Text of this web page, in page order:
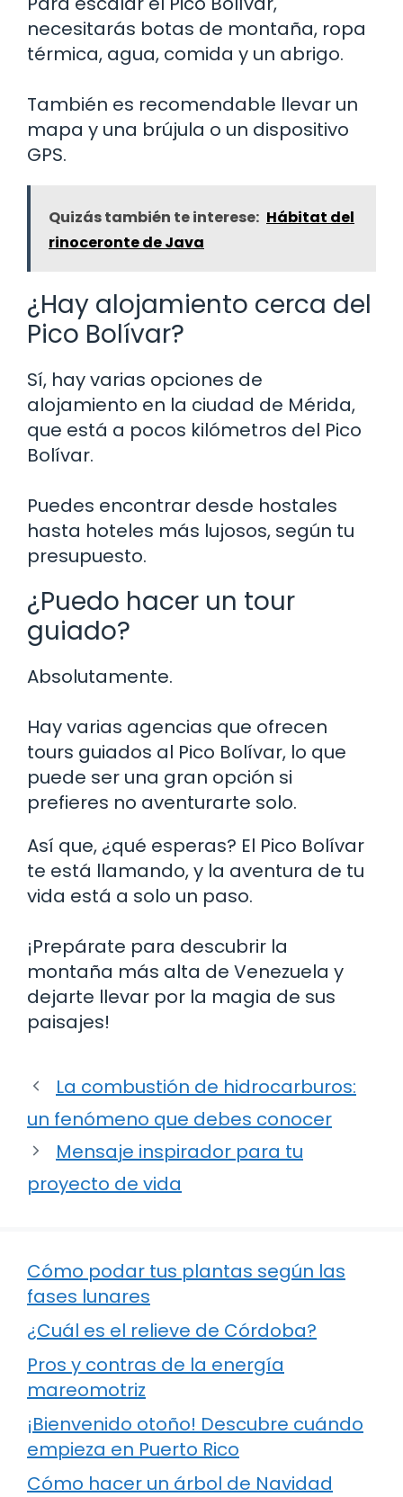
necesitarás botas de montaña, ropa
térmica, agua, comida y un abrigo.
También es recomendable llevar un
mapa y una brújula o un dispositivo
GPS.
Quizás también te interese: Hábitat del
rinoceronte de Java
¿Hay alojamiento cerca del
Pico Bolívar?
Sí, hay varias opciones de
alojamiento en la ciudad de Mérida,
que está a pocos kilómetros del Pico
Bolívar.
Puedes encontrar desde hostales
hasta hoteles más lujosos, según tu
presupuesto.
¿Puedo hacer un tour
guiado?
Absolutamente.
Hay varias agencias que ofrecen
tours guiados al Pico Bolívar, lo que
puede ser una gran opción si
prefieres no aventurarte solo.
Así que, ¿qué esperas? El Pico Bolívar
te está llamando, y la aventura de tu
vida está a solo un paso.
¡Prepárate para descubrir la
montaña más alta de Venezuela y
dejarte llevar por la magia de sus
paisajes!
La combustión de hidrocarburos:
un fenómeno que debes conocer
Mensaje inspirador para tu
proyecto de vida
Cómo podar tus plantas según las
fases lunares
¿Cuál es el relieve de Córdoba?
Pros y contras de la energía
mareomotriz
¡Bienvenido otoño! Descubre cuándo
empieza en Puerto Rico
Cómo hacer un árbol de Navidad